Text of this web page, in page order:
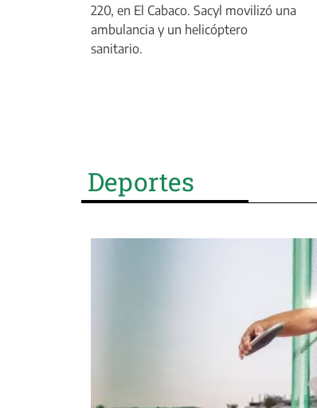
220, en El Cabaco. Sacyl movilizó una
ambulancia y un helicóptero
sanitario.
Deportes